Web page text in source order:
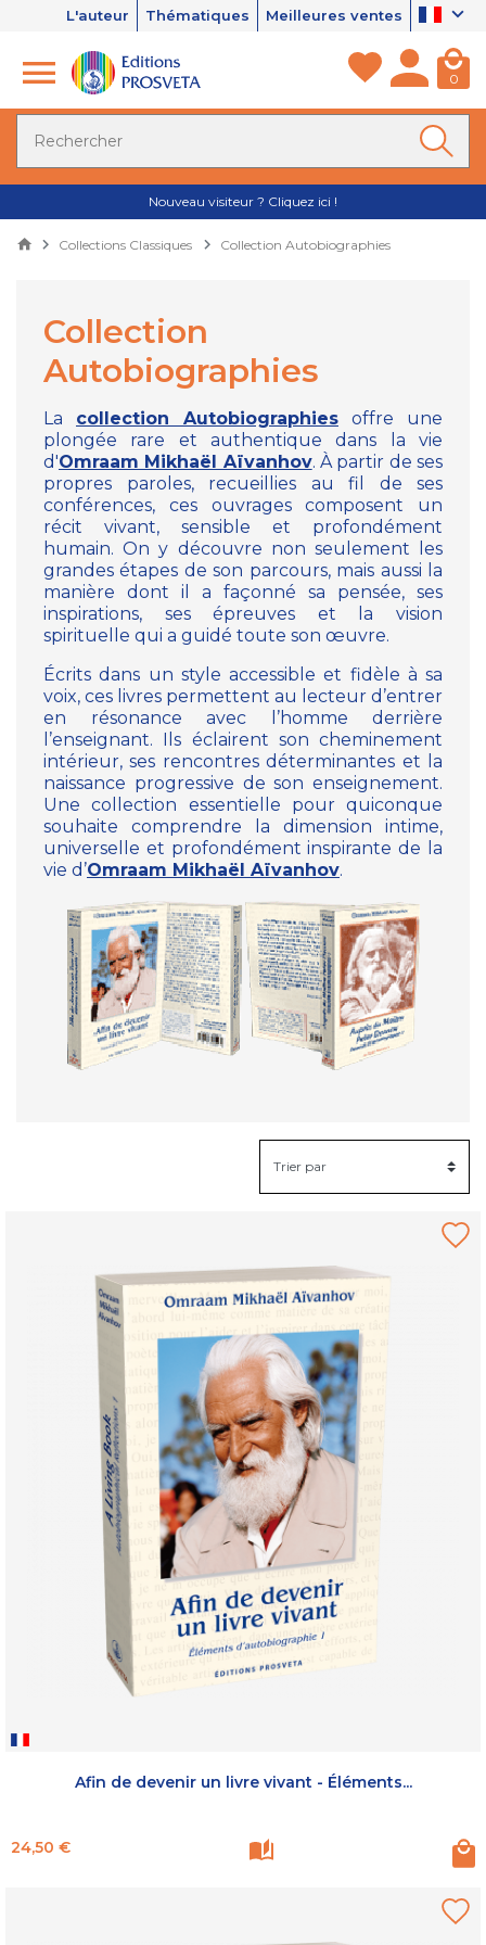
L'auteur Thématiques Meilleures ventes
0
Nouveau visiteur ? Cliquez ici !
Collections Classiques Collection Autobiographies
Collection
Autobiographies
La collection Autobiographies offre une
plongée rare et authentique dans la vie
d'Omraam Mikhaël Aïvanhov. À partir de ses
propres paroles, recueillies au fil de ses
conférences, ces ouvrages composent un
récit vivant, sensible et profondément
humain. On y découvre non seulement les
grandes étapes de son parcours, mais aussi la
manière dont il a façonné sa pensée, ses
inspirations, ses épreuves et la vision
spirituelle qui a guidé toute son œuvre.
Écrits dans un style accessible et fidèle à sa
voix, ces livres permettent au lecteur d’entrer
en résonance avec l’homme derrière
l’enseignant. Ils éclairent son cheminement
intérieur, ses rencontres déterminantes et la
naissance progressive de son enseignement.
Une collection essentielle pour quiconque
souhaite comprendre la dimension intime,
universelle et profondément inspirante de la
vie d’Omraam Mikhaël Aïvanhov.
Afin de devenir un livre vivant - Éléments...
Prix
24,50 €